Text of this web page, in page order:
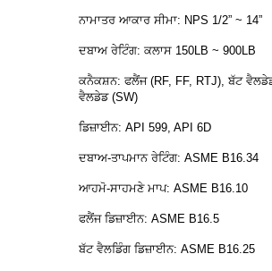
ਨਾਮਾਤਰ ਆਕਾਰ ਸੀਮਾ: NPS 1/2” ~ 14”
ਦਬਾਅ ਰੇਟਿੰਗ: ਕਲਾਸ 150LB ~ 900LB
ਕਨੈਕਸ਼ਨ: ਫਲੈਂਜ (RF, FF, RTJ), ਬੱਟ
ਵੈਲਡੇਡ (SW)
ਡਿਜ਼ਾਈਨ: API 599, API 6D
ਦਬਾਅ-ਤਾਪਮਾਨ ਰੇਟਿੰਗ: ASME B16.34
ਆਹਮੋ-ਸਾਹਮਣੇ ਮਾਪ: ASME B16.10
ਫਲੈਂਜ ਡਿਜ਼ਾਈਨ: ASME B16.5
ਬੱਟ ਵੈਲਡਿੰਗ ਡਿਜ਼ਾਈਨ: ASME B16.25